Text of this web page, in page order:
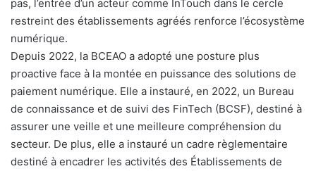
pas, l’entrée d’un acteur comme InTouch dans le cercle
restreint des établissements agréés renforce l’écosystème
numérique.
Depuis 2022, la BCEAO a adopté une posture plus
proactive face à la montée en puissance des solutions de
paiement numérique. Elle a instauré, en 2022, un Bureau
de connaissance et de suivi des FinTech (BCSF), destiné à
assurer une veille et une meilleure compréhension du
secteur. De plus, elle a instauré un cadre règlementaire
destiné à encadrer les activités des Établissements de